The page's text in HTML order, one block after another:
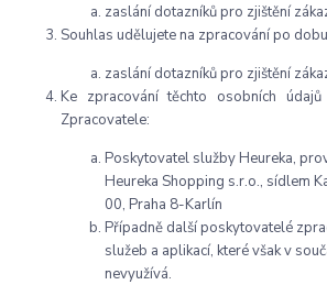
zaslání dotazníků pro zjištění
Souhlas udělujete na zpracování po dobu
zaslání dotazníků pro zjištění
Ke zpracování těchto osobních
Zpracovatele:
Poskytovatel služby Heureka,
Heureka Shopping s.r.o., sídlem
00, Praha 8-Karlín
Případně další poskytovatelé
služeb a aplikací, které však v
nevyužívá.